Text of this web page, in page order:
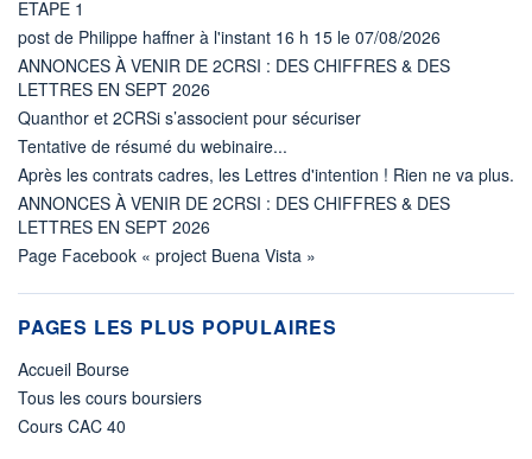
ETAPE 1
post de Philippe haffner à l'instant 16 h 15 le 07/08/2026
ANNONCES À VENIR DE 2CRSI : DES CHIFFRES & DES
LETTRES EN SEPT 2026
Quanthor et 2CRSi s’associent pour sécuriser
Tentative de résumé du webinaire...
Après les contrats cadres, les Lettres d'intention ! Rien ne va plus.
ANNONCES À VENIR DE 2CRSI : DES CHIFFRES & DES
LETTRES EN SEPT 2026
Page Facebook « project Buena Vista »
PAGES LES PLUS POPULAIRES
Accueil Bourse
Tous les cours boursiers
Cours CAC 40